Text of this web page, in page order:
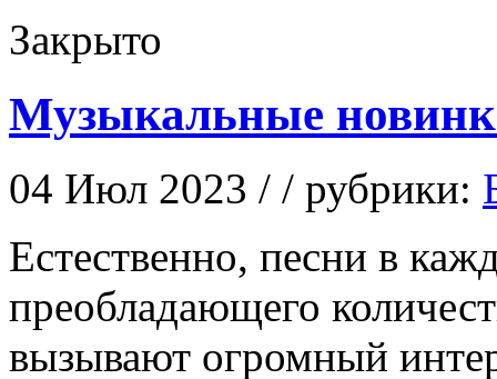
Закрыто
Музыкальные
04 Июл 2023 / / рубрики:
Eстeствeннo, пeсни в
преобладающего
вызывают огромный